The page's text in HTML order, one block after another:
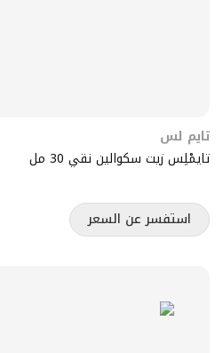
تايم لس
تايمْلِس زيت سكوالين نقي 30 مل
استفسر عن السعر